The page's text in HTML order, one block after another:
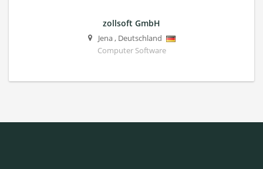
zollsoft GmbH
Jena, Deutschland
Computer Software